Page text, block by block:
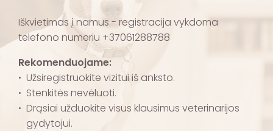
Iškvietimas į namus - registracija vykdoma
telefono numeriu +37061288788
Rekomenduojame:
Užsiregistruokite vizitui iš anksto.
Stenkitės nevėluoti.
Drąsiai užduokite visus klausimus veterinarijos
gydytojui.